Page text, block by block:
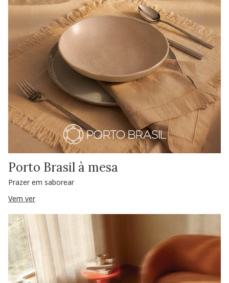
Porto Brasil à mesa
Prazer em saborear
Vem ver